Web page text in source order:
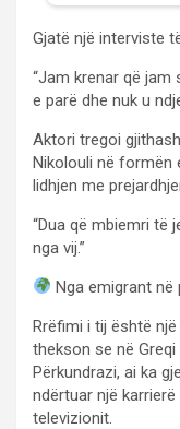
Gjatë një interviste
“Jam krenar që jam
e parë dhe nuk u
Aktori tregoi
Nikolouli në formën
lidhjen me
“Dua që mbiemri të
nga vij.”
Nga emigrant
Rrëfimi i tij është
thekson se në
Përkundrazi, ai ka
ndërtuar një
televizionit.